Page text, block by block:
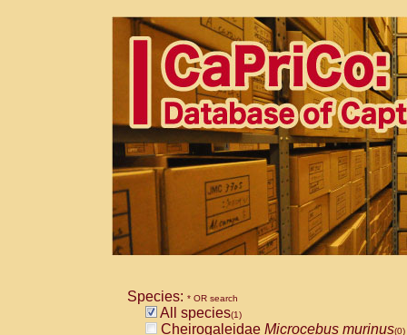
Species: * OR search
All species(1)
Cheirogaleidae Microcebus murinus(0)